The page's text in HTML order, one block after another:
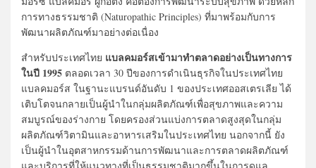
การทางธรรมชาติ (Naturopathic Principles) ที่มาพร้อมกับการ
พัฒนาผลิตภัณฑ์มาอย่างต่อเนื่อง
สำหรับประเทศไทย แบลคมอร์สเข้ามาทำตลาดอย่างเป็นทางการ
ในปี 1995 ตลอดเวลา 30 ปีของการดำเนินธุรกิจในประเทศไทย
แบลคมอร์ส ในฐานะแบรนด์อันดับ 1 ของประเทศออสเตรเลีย ได้
เติบโตจนกลายเป็นผู้นำในกลุ่มผลิตภัณฑ์เพื่อสุขภาพและความ
สมบูรณ์ของร่างกาย โดยครองส่วนแบ่งการตลาดสูงสุดในกลุ่ม
ผลิตภัณฑ์วิตามินและอาหารเสริมในประเทศไทย นอกจากนี้ ยัง
เป็นผู้นำในอุตสาหกรรมด้านการพัฒนาและการตลาดผลิตภัณฑ์